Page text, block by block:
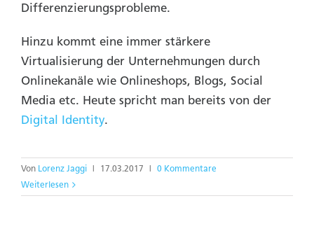
Differenzierungsprobleme.
Hinzu kommt eine immer stärkere
Virtualisierung der Unternehmungen durch
Onlinekanäle wie Onlineshops, Blogs, Social
Media etc. Heute spricht man bereits von der
Digital Identity.
Von Lorenz Jaggi 17.03.2017
0 Kommentare
Weiterlesen